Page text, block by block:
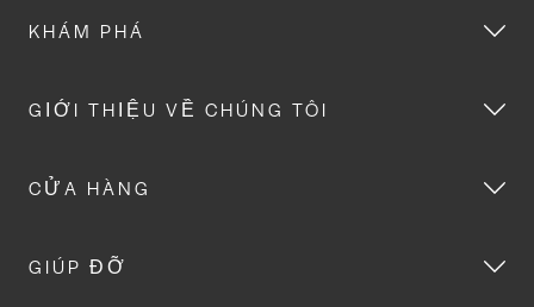
KHÁM PHÁ
GIỚI THIỆU VỀ CHÚNG TÔI
CỬA HÀNG
GIÚP ĐỠ